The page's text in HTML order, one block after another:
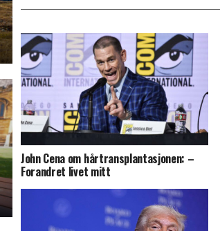
John Cena om hårtransplantasjonen: –
Forandret livet mitt